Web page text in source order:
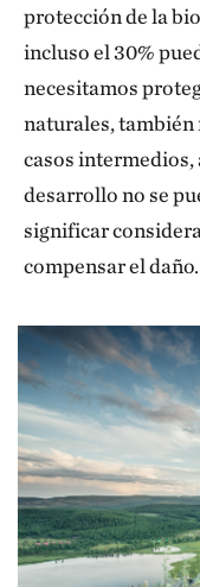
protección de la
incluso el 30%
necesitamos
naturales, también
casos
desarrollo no se
significar
compensar el daño.